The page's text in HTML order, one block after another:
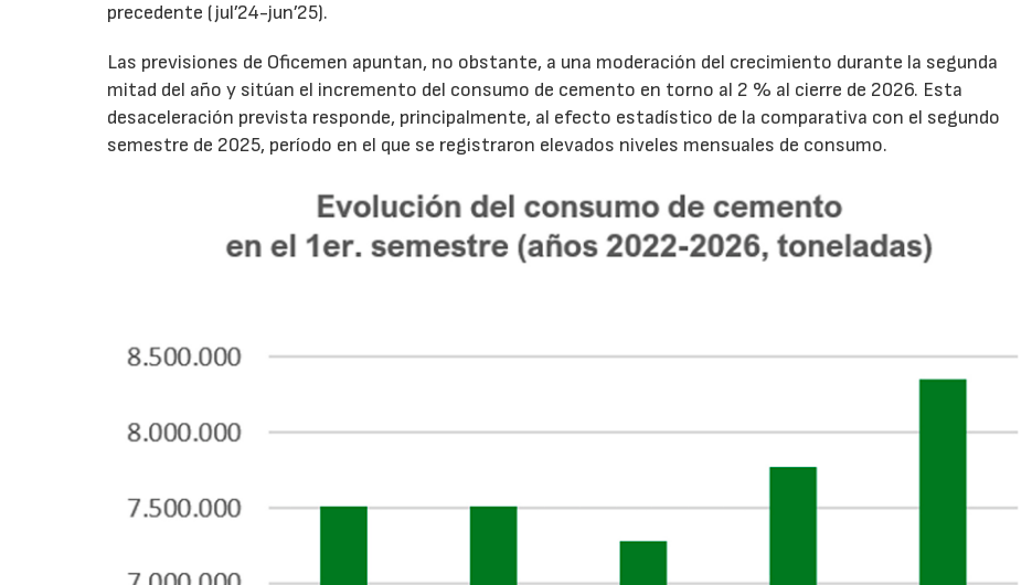
precedente (jul’24-jun’25).
Las previsiones de Oficemen apuntan, no obstante, a una moderación del crecimiento durante la segunda
mitad del año y sitúan el incremento del consumo de cemento en torno al 2 % al cierre de 2026. Esta
desaceleración prevista responde, principalmente, al efecto estadístico de la comparativa con el segundo
semestre de 2025, período en el que se registraron elevados niveles mensuales de consumo.